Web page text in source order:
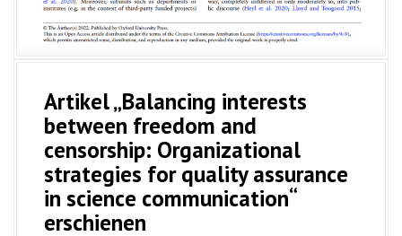
Artikel „Balancing interests
between freedom and
censorship: Organizational
strategies for quality assurance
in science communication“
erschienen